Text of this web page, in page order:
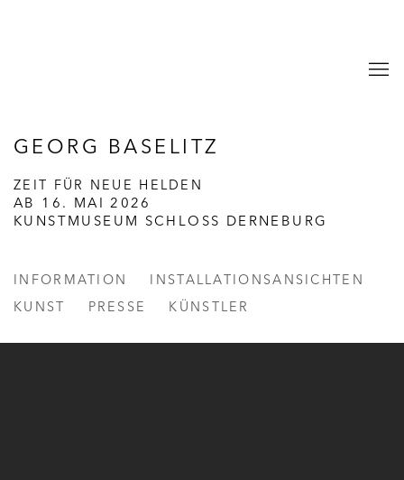
GEORG BASELITZ
ZEIT FÜR NEUE HELDEN
AB 16. MAI 2026
KUNSTMUSEUM SCHLOSS DERNEBURG
INFORMATION
INSTALLATIONSANSICHTEN
KUNST
PRESSE KÜNSTLER